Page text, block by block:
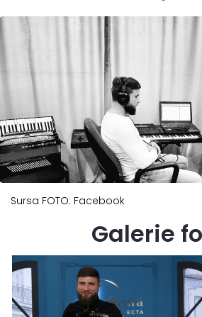
Sursa FOTO: Facebook
Galerie